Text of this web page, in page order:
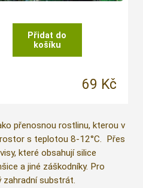
69 Kč
přenosnou rostlinu, kterou v
s teplotou 8-12°C. Přes
které obsahují silice
a jiné záškodníky. Pro
zahradní substrát.